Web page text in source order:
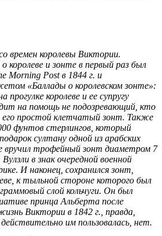
времен королевы Виктории.
королеве и зонте в первый раз был
Morning Post в 1844 г. и
«Баллады о королевском зонте»:
королеве и ее супругу
на помощь не подозревающий, кто
его простой клетчатый зонт. Также
фунтов стерлингов, который
султану одной из арабских
вручил трофейный зонт диаметром 7
в знак очередной военной
И наконец, сохранился зонт,
к тыльной стороне которого был
слой кольчуги. Он был
принца Альберта после
Виктории в 1842 г., правда,
им пользовалась, нет.